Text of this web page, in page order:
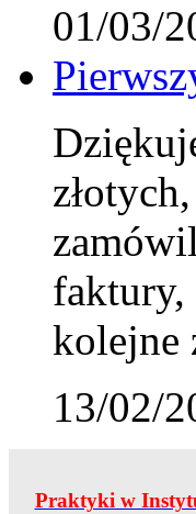
01/03/
faktury,
kolejne
13/02/
Praktyki w